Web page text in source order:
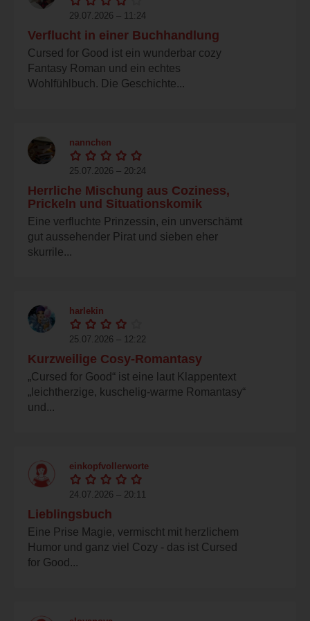
29.07.2026 – 11:24
Verflucht in einer Buchhandlung
Cursed for Good ist ein wunderbar cozy
Fantasy Roman und ein echtes
Wohlfühlbuch. Die Geschichte...
nannchen
25.07.2026 – 20:24
Herrliche Mischung aus Coziness,
Prickeln und Situationskomik
Eine verfluchte Prinzessin, ein unverschämt
gut aussehender Pirat und sieben eher
skurrile...
harlekin
25.07.2026 – 12:22
Kurzweilige Cosy-Romantasy
„Cursed for Good“ ist eine laut Klappentext
„leichtherzige, kuschelig-warme Romantasy“
und...
einkopfvollerworte
24.07.2026 – 20:11
Lieblingsbuch
Eine Prise Magie, vermischt mit herzlichem
Humor und ganz viel Cozy - das ist Cursed
for Good...